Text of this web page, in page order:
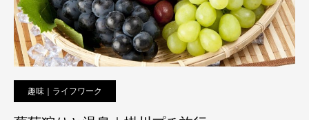
趣味｜ライフワーク